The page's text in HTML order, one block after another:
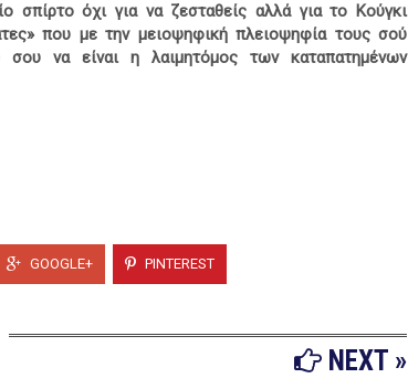
σπίρτο όχι για να ζεσταθείς αλλά για το Κούγκι
που με την μειοψηφική πλειοψηφία τους σού
να είναι η λαιμητόμος των καταπατημένων
GOOGLE+ PINTEREST
NEXT »